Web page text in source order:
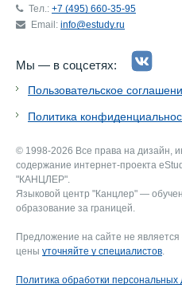
Тел.: +7 (495) 660-35-95
Email: info@estudy.ru
Мы — в соцсетях:
Пользовательское
Политика
© 1998-2026 Все права на дизайн,
содержание интернет-проекта
"КАНЦЛЕР".
Языковой центр "Канцлер" —
образование за границей.
Предложение на сайте не
цены уточняйте у специалистов.
Политика обработки